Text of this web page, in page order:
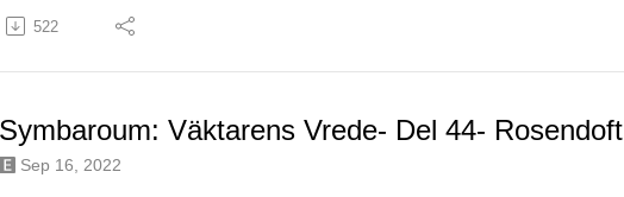
522
Symbaroum: Väktarens Vrede- Del 44- Rosendoft
Sep 16, 2022